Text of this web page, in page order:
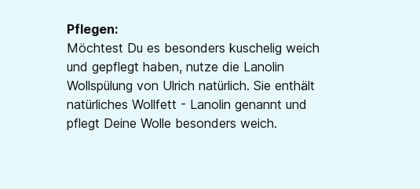
Pflegen:
Möchtest Du es besonders kuschelig weich
und gepflegt haben, nutze die Lanolin
Wollspülung von Ulrich natürlich. Sie enthält
natürliches Wollfett - Lanolin genannt und
pflegt Deine Wolle besonders weich.